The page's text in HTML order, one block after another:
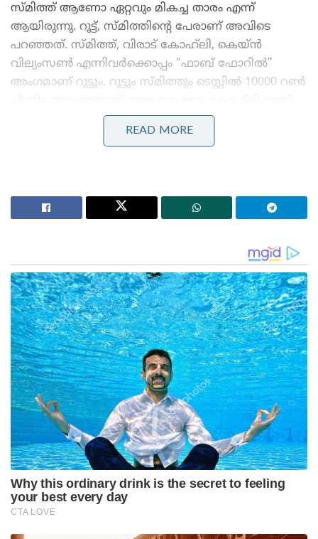
സ്മിത്ത് ആണോ ഏറ്റവും മികച്ച താരം എന്ന്
ആയിരുന്നു. റൂട്ട്, സ്മിത്തിന്റെ പേരാണ് അവിടെ
പറഞ്ഞത്. സ്മിത്ത്, വിരാട് കോഹ്‌ലി, കെയ്ൻ
വില്യംസൺ എന്നിവർക്കൊപ്പം “ഫാബ് ഫോറിൽ”
അംഗമാണ് റൂട്ടും. റൂട്ടും സ്മിത്തും ടെസ്റ്റിൽ 10000 റൺ
ക്രിക്കറ്റിൽ നിന്ന് വിരമിച്ചു.
കോമൺവെൽത്ത് ഗെയിംസ് പതാക ഏറ്റുവാങ്ങി
ഗുജറാത്ത് മുഖ്യമന്ത്രി; 2030ൽ അഹമ്മദാബാദ്
വേദിയാകും
പ്രിയക്കും സാക്ഷിക്കും അരുന്ധതിക്കും സ്വർണം;
ലവ്‌ലിനയ്ക്ക് വെള്ളി
അടുത്ത റൗണ്ടിൽ, സ്മിത്ത് ആണോ പോണ്ടിങ്
ആണോ ഏറ്റവും മികച്ചവൻ എന്നുള്ളത് ആയിരുന്നു
ചോദ്യം. അവിടെ താരം പോണ്ടിങ്ങിന്റെ പേരാണ്
തിരഞ്ഞെടുത്തത്, എന്നിരുന്നാലും, പിന്നാലെ
ദക്ഷിണാഫ്രിക്കൻ ഇതിഹാസ ഓൾറൗണ്ടർ ജാക്വസ്
കാലിസിന്റെ പേര് ഉയർന്നുവന്നപ്പോൾ അദ്ദേഹം
പോണ്ടിങ്ങിനെ ഒഴിവാക്കി.
തുടർന്നുള്ള റൗണ്ടുകളിൽ, അലസ്റ്റർ കുക്ക്, കുമാർ
സംഗക്കാര, ബ്രയാൻ ലാറ തുടങ്ങിയ ഇതിഹാസങ്ങളെ
മറികടന്ന് ജോ റൂട്ട് ജാക്വസ് കാലിസിനെ
തിരഞ്ഞെടുത്തു. ശേഷം സച്ചിന്റെ പേര് വന്നപ്പോൾ
READ MORE